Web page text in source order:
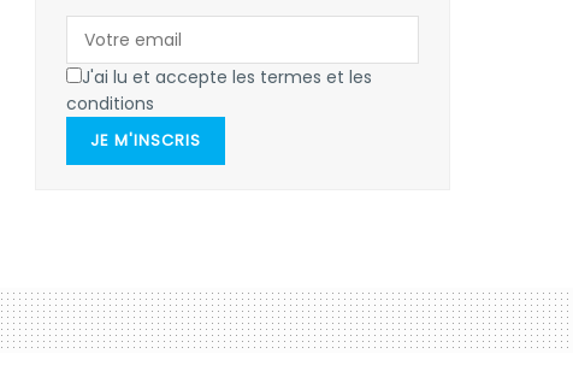
J'ai lu et accepte les termes et les
conditions
JE M'INSCRIS